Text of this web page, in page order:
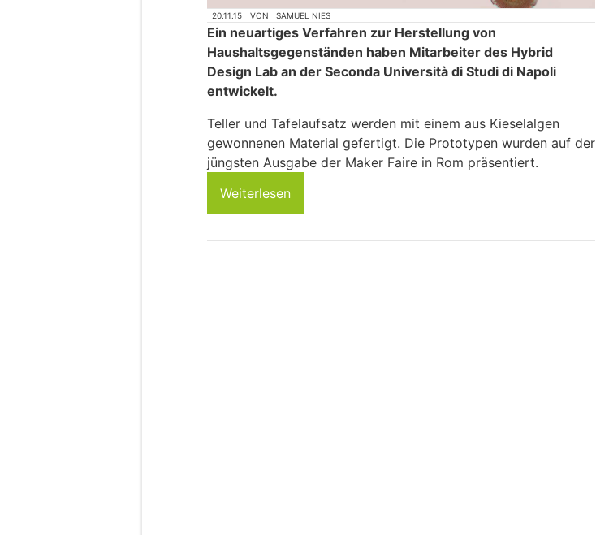
20.11.15 VON SAMUEL NIES
Ein neuartiges Verfahren zur Herstellung von
Haushaltsgegenständen haben Mitarbeiter des Hybrid
Design Lab an der Seconda Università di Studi di Napoli
entwickelt.
Teller und Tafelaufsatz werden mit einem aus Kieselalgen
gewonnenen Material gefertigt. Die Prototypen wurden auf der
jüngsten Ausgabe der Maker Faire in Rom präsentiert.
Weiterlesen